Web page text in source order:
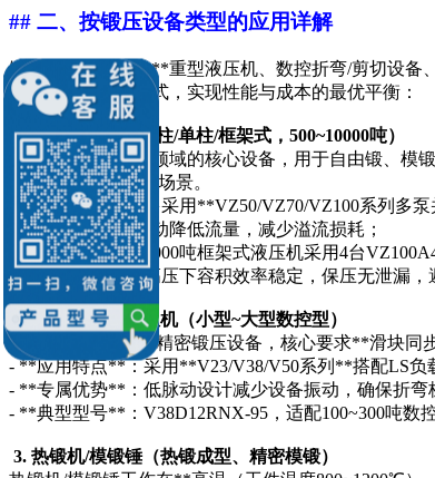
## 二、按锻压设备类型的应用详解
锻压设备主要分为**重型液压机、数控折弯/剪切设备
专属型号和控制方式，实现性能与成本的最优平衡：
1. 重型液压机（四柱/单柱/框架式，500~10000吨）
重型液压机是锻压领域的核心设备，用于自由锻、
VZ系列的核心应用场景。
- **应用特点**：多采用**VZ50/VZ70/VZ100系列多
动力，保压阶段自动降低流量，减少溢流损耗；
- **典型配置**：8000吨框架式液压机采用4台
- **核心价值**：高压下容积效率稳定，保压无泄漏，
2. 数控折弯机/剪板机（小型~大型数控型）
折弯机/剪板机属于精密锻压设备，核心要求**滑块同
- **应用特点**：采用**V23/V38/V50系列**搭配LS负
- **专属优势**：低脉动设计减少设备振动，确保折弯
- **典型型号**：V38D12RNX-95，适配100~300吨数
3. 热锻机/模锻锤（热锻成型、精密模锻）